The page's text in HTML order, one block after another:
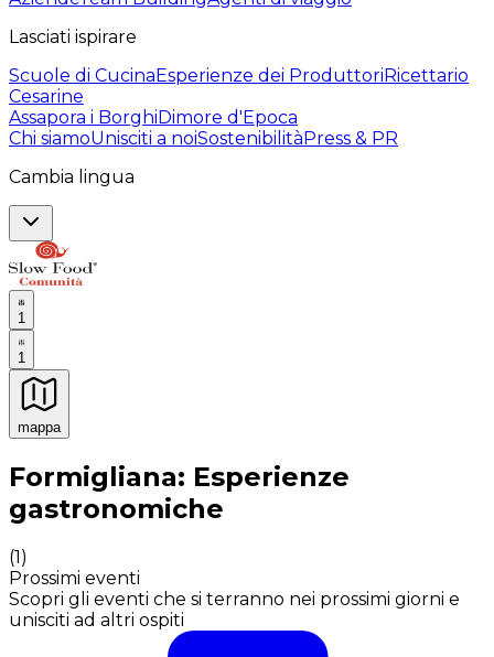
Lasciati ispirare
Scuole di CucinaEsperienze dei ProduttoriRicettario
Cesarine
Assapora i BorghiDimore d'Epoca
Chi siamoUnisciti a noiSostenibilitàPress & PR
Cambia lingua
1
1
mappa
Esperienze culinarie indimenticabili: Esperienze
Formigliana: Esperienze
gastronomiche
(1)
Prossimi eventi
Scopri gli eventi che si terranno nei prossimi giorni e
unisciti ad altri ospiti